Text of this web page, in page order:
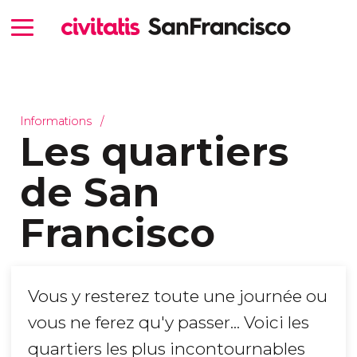
Informations
Les quartiers
de San
Francisco
Vous y resterez toute une journée ou
vous ne ferez qu'y passer... Voici les
quartiers les plus incontournables